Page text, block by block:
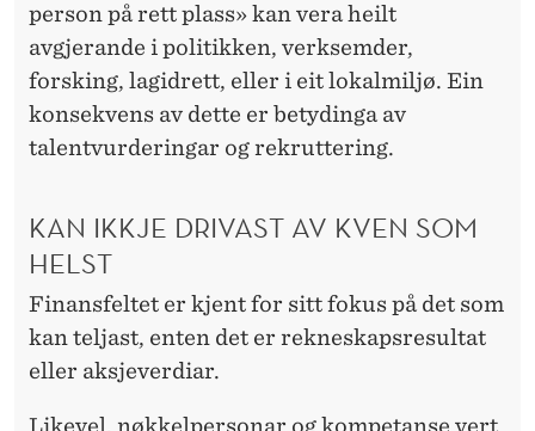
person på rett plass» kan vera heilt
avgjerande i politikken, verksemder,
forsking, lagidrett, eller i eit lokalmiljø. Ein
konsekvens av dette er betydinga av
talentvurderingar og rekruttering.
KAN IKKJE DRIVAST AV KVEN SOM
HELST
Finansfeltet er kjent for sitt fokus på det som
kan teljast, enten det er rekneskapsresultat
eller aksjeverdiar.
Likevel, nøkkelpersonar og kompetanse vert